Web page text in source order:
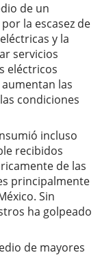
de un
la escasez de
y la
servicios
eléctricos
las
condiciones
incluso
recibidos
de las
principalmente
Sin
ha golpeado
de mayores